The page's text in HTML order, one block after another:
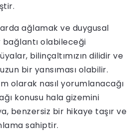
ağlamak ve duygusal
bağlantı olabileceği
bilinçaltımızın dilidir ve
bir yansıması olabilir.
olarak nasıl yorumlanacağı
konusu hala gizemini
benzersiz bir hikaye taşır ve
sahiptir.